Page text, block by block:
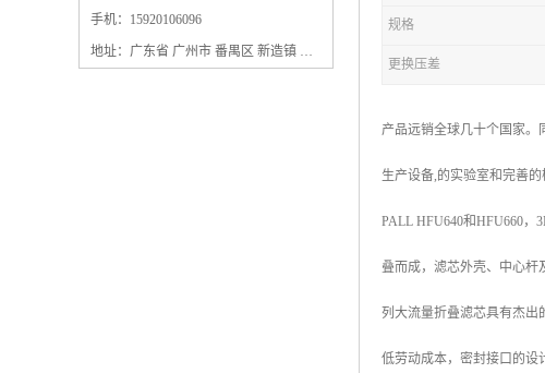
保安过滤器滤芯
手机：15920106096
地址：广东省 广州市 番禺区 新造镇 新造镇石角咀街4号三楼之一
规格
更换压差
产品远销全球几十个国家。
生产设备,的实验室和完善
PALL HFU640和HFU660，
叠而成，滤芯外壳、中心杆
列大流量折叠滤芯具有杰
低劳动成本，密封接口的设